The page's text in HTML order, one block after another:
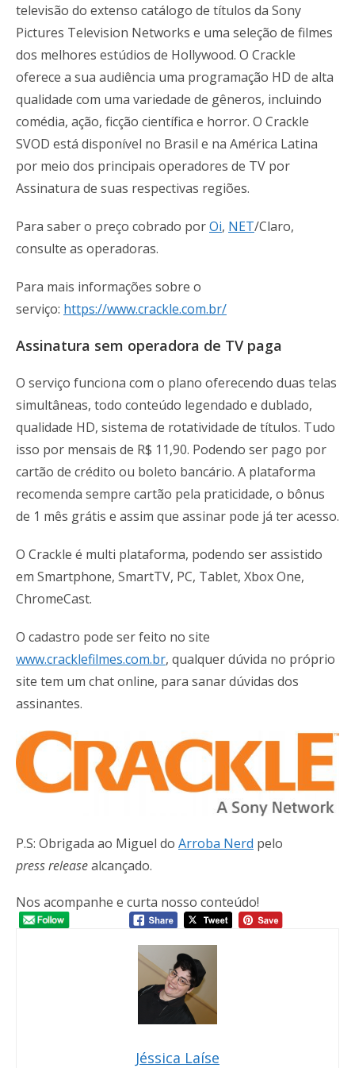
televisão do extenso catálogo de títulos da Sony
Pictures Television Networks e uma seleção de filmes
dos melhores estúdios de Hollywood. O Crackle
oferece a sua audiência uma programação HD de alta
qualidade com uma variedade de gêneros, incluindo
comédia, ação, ficção científica e horror. O Crackle
SVOD está disponível no Brasil e na América Latina
por meio dos principais operadores de TV por
Assinatura de suas respectivas regiões.
Para saber o preço cobrado porOi, NET/Claro,
consulte as operadoras.
Para mais informações sobre o
serviço: https://www.crackle.com.br/
Assinatura sem operadora de TV paga
O serviço funciona com o plano oferecendo duas telas
simultâneas, todo conteúdo legendado e dublado,
qualidade HD, sistema de rotatividade de títulos. Tudo
isso por mensais de R$ 11,90. Podendo ser pago por
cartão de crédito ou boleto bancário. A plataforma
recomenda sempre cartão pela praticidade, o bônus
de 1 mês grátis e assim que assinar pode já ter acesso.
O Crackle é multi plataforma, podendo ser assistido
em Smartphone, SmartTV, PC, Tablet, Xbox One,
ChromeCast.
O cadastro pode ser feito no site
www.cracklefilmes.com.br, qualquer dúvida no próprio
site tem um chat online, para sanar dúvidas dos
assinantes.
P.S: Obrigada ao Miguel do Arroba Nerd pelo
press releasealcançado.
Nos acompanhe e curta nosso conteúdo!
Jéssica Laíse